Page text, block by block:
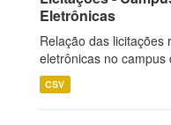
Eletrônicas
Relação das licitações
eletrônicas no campus
CSV